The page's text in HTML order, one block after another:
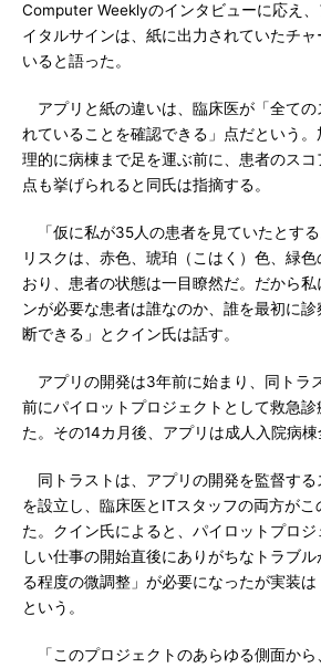
Computer Weeklyのインタビューに応え
イタルサインは、紙に出力されていたチ
いると語った。
アプリと紙の違いは、臨床医が「全ての
れていることを確認できる」点だという
理的に病棟まで足を運ぶ前に、患者のス
点も挙げられると同氏は指摘する。
「仮に私が35人の患者を見ていたとす
リスクは、赤色、琥珀（こはく）色、緑
おり、患者の状態は一目瞭然だ。だから
ンが必要な患者は誰なのか、誰を最初に
断できる」とクイン氏は話す。
アプリの開発は3年前に始まり、同トラ
前にパイロットプロジェクトとして救急
た。その14カ月後、アプリは成人入院病棟
同トラストは、アプリの開発を監督する
を設立し、臨床医とITスタッフの両方がこ
た。クイン氏によると、パイロットプロ
しい仕事の開始直後にありがちなトラブ
る程度の微調整」が必要になったが実装
という。
「このプロジェクトのあらゆる側面から